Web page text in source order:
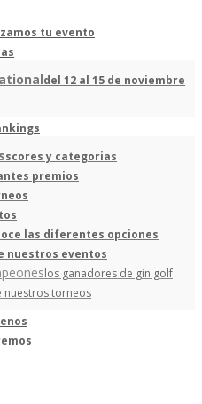
tu evento
del 12 al 15 de noviembre
scores y categorias
premios
las diferentes opciones
nuestros eventos
los ganadores de gin golf
nuestros torneos